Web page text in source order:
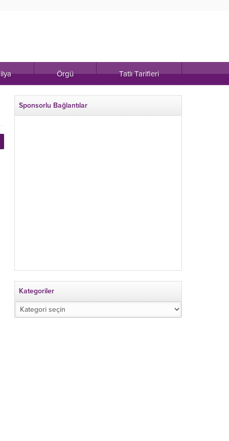
Örgü Tatlı Tarifleri
Sponsorlu Bağlantılar
Kategoriler
Kategoriler